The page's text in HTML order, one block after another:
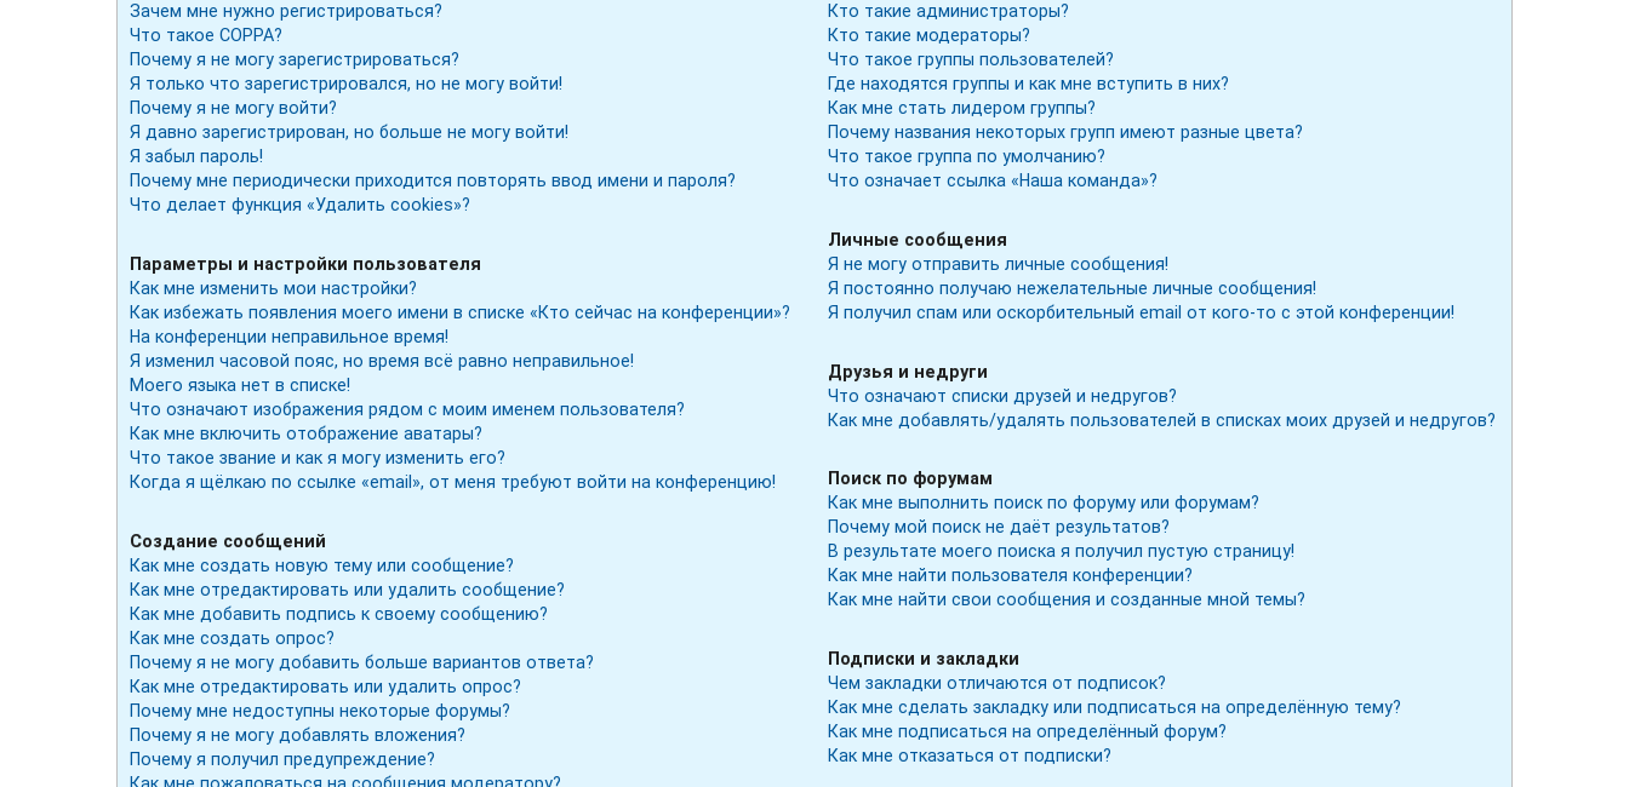
Зачем мне нужно регистрироваться?
Что такое COPPA?
Почему я не могу зарегистрироваться?
Я только что зарегистрировался, но не могу войти!
Почему я не могу войти?
Я давно зарегистрирован, но больше не могу войти!
Я забыл пароль!
Почему мне периодически приходится повторять ввод имени и пароля?
Что делает функция «Удалить cookies»?
Параметры и настройки пользователя
Как мне изменить мои настройки?
Как избежать появления моего имени в списке «Кто сейчас на конференции»?
На конференции неправильное время!
Я изменил часовой пояс, но время всё равно неправильное!
Моего языка нет в списке!
Что означают изображения рядом с моим именем пользователя?
Как мне включить отображение аватары?
Что такое звание и как я могу изменить его?
Когда я щёлкаю по ссылке «email», от меня требуют войти на конференцию!
Создание сообщений
Как мне создать новую тему или сообщение?
Как мне отредактировать или удалить сообщение?
Как мне добавить подпись к своему сообщению?
Как мне создать опрос?
Почему я не могу добавить больше вариантов ответа?
Как мне отредактировать или удалить опрос?
Почему мне недоступны некоторые форумы?
Почему я не могу добавлять вложения?
Почему я получил предупреждение?
Как мне пожаловаться на сообщения модератору?
Кто такие администраторы?
Кто такие модераторы?
Что такое группы пользователей?
Где находятся группы и как мне вступить в них?
Как мне стать лидером группы?
Почему названия некоторых групп имеют разные цвета?
Что такое группа по умолчанию?
Что означает ссылка «Наша команда»?
Личные сообщения
Я не могу отправить личные сообщения!
Я постоянно получаю нежелательные личные сообщения!
Я получил спам или оскорбительный email от кого-то с этой конференции!
Друзья и недруги
Что означают списки друзей и недругов?
Как мне добавлять/удалять пользователей в списках моих друзей и недругов?
Поиск по форумам
Как мне выполнить поиск по форуму или форумам?
Почему мой поиск не даёт результатов?
В результате моего поиска я получил пустую страницу!
Как мне найти пользователя конференции?
Как мне найти свои сообщения и созданные мной темы?
Подписки и закладки
Чем закладки отличаются от подписок?
Как мне сделать закладку или подписаться на определённую тему?
Как мне подписаться на определённый форум?
Как мне отказаться от подписки?